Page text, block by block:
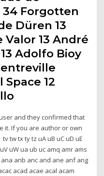
34 Forgotten
Düren 13
Valor 13 André
Adolfo Bioy
Space 12
and they confirmed that
it. If you are author or own
tw tx ty tz uA uB uC uD uE
uW ua ub uc amq amr ams
anb anc and ane anf ang
acad acae acal acam